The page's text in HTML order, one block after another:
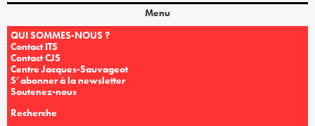
Menu
QUI SOMMES-NOUS ?
Contact ITS
Contact CJS
Centre Jacques-Sauvageot
S’abonner à la newsletter
Soutenez-nous
Recherche